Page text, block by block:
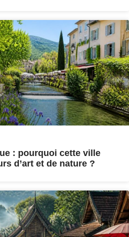
: pourquoi cette ville
d’art et de nature ?